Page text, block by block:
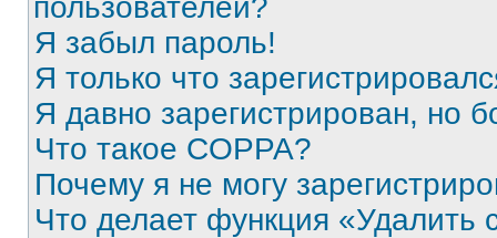
пользователей?
Я забыл пароль!
Я только что
Я давно зарегистрирован, но
Что такое COPPA?
Почему я не могу
Что делает функция «Удалить